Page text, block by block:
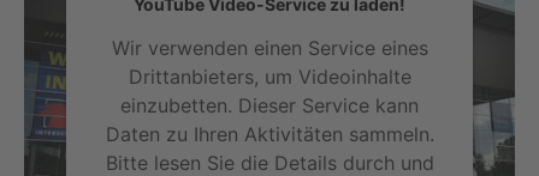
Wir verwenden einen Service eines
Drittanbieters, um Videoinhalte
einzubetten. Dieser Service kann
Daten zu Ihren Aktivitäten sammeln.
Bitte lesen Sie die Details durch und